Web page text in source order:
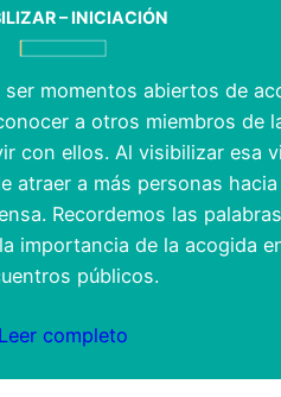
– INICIACIÓN
momentos abiertos de
a otros miembros de
con ellos. Al visibilizar esa
atraer a más personas hacia
Recordemos las
importancia de la acogida
públicos.
Leer completo